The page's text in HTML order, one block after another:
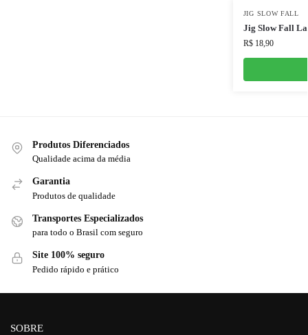
JIG SLOW FALL
Jig Slow Fall
R$18,90
Produtos Diferenciados
Qualidade acima da média
Garantia
Produtos de qualidade
Transportes Especializados
para todo o Brasil com seguro
Site 100% seguro
Pedido rápido e prático
SOBRE